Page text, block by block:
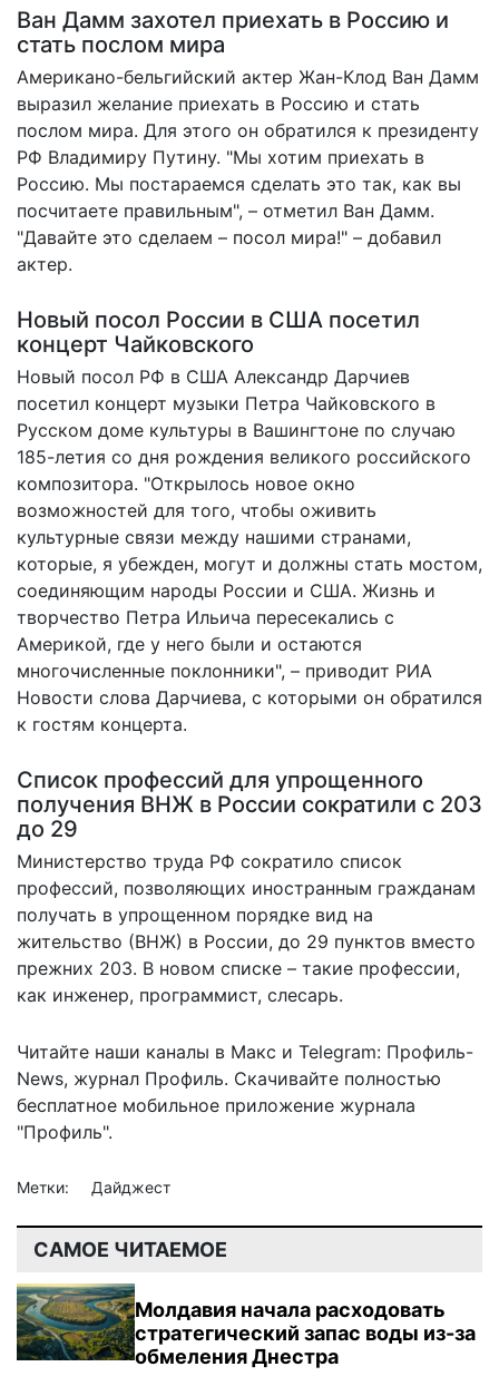
Ван Дамм захотел приехать в Россию и
стать послом мира
Американо-бельгийский актер Жан-Клод Ван Дамм
выразил желание приехать в Россию и стать
послом мира. Для этого он обратился к президенту
РФ Владимиру Путину. "Мы хотим приехать в
Россию. Мы постараемся сделать это так, как вы
посчитаете правильным", – отметил Ван Дамм.
"Давайте это сделаем – посол мира!" – добавил
актер.
Новый посол России в США посетил
концерт Чайковского
Новый посол РФ в США Александр Дарчиев
посетил концерт музыки Петра Чайковского в
Русском доме культуры в Вашингтоне по случаю
185-летия со дня рождения великого российского
композитора. "Открылось новое окно
возможностей для того, чтобы оживить
культурные связи между нашими странами,
которые, я убежден, могут и должны стать мостом,
соединяющим народы России и США. Жизнь и
творчество Петра Ильича пересекались с
Америкой, где у него были и остаются
многочисленные поклонники", – приводит РИА
Новости слова Дарчиева, с которыми он обратился
к гостям концерта.
Список профессий для упрощенного
получения ВНЖ в России сократили с 203
до 29
Министерство труда РФ сократило список
профессий, позволяющих иностранным гражданам
получать в упрощенном порядке вид на
жительство (ВНЖ) в России, до 29 пунктов вместо
прежних 203. В новом списке – такие профессии,
как инженер, программист, слесарь.
Читайте наши каналы в Макс и Telegram: Профиль-
News, журнал Профиль. Скачивайте полностью
бесплатное мобильное приложение журнала
"Профиль".
Метки: Дайджест
САМОЕ ЧИТАЕМОЕ
Молдавия начала расходовать
стратегический запас воды из-за
обмеления Днестра